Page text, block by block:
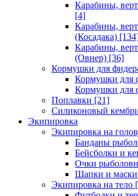
Карабины,
[4]
Карабины,
(Косадака)
Карабины,
(Овнер) [36]
Кормушки для
Кормушки для
Кормушки для
Поплавки [21]
Силиконовый
Экипировка
Экипировка на
Банданы
Бейсболки и
Очки
Шапки и маски
Экипировка на тело